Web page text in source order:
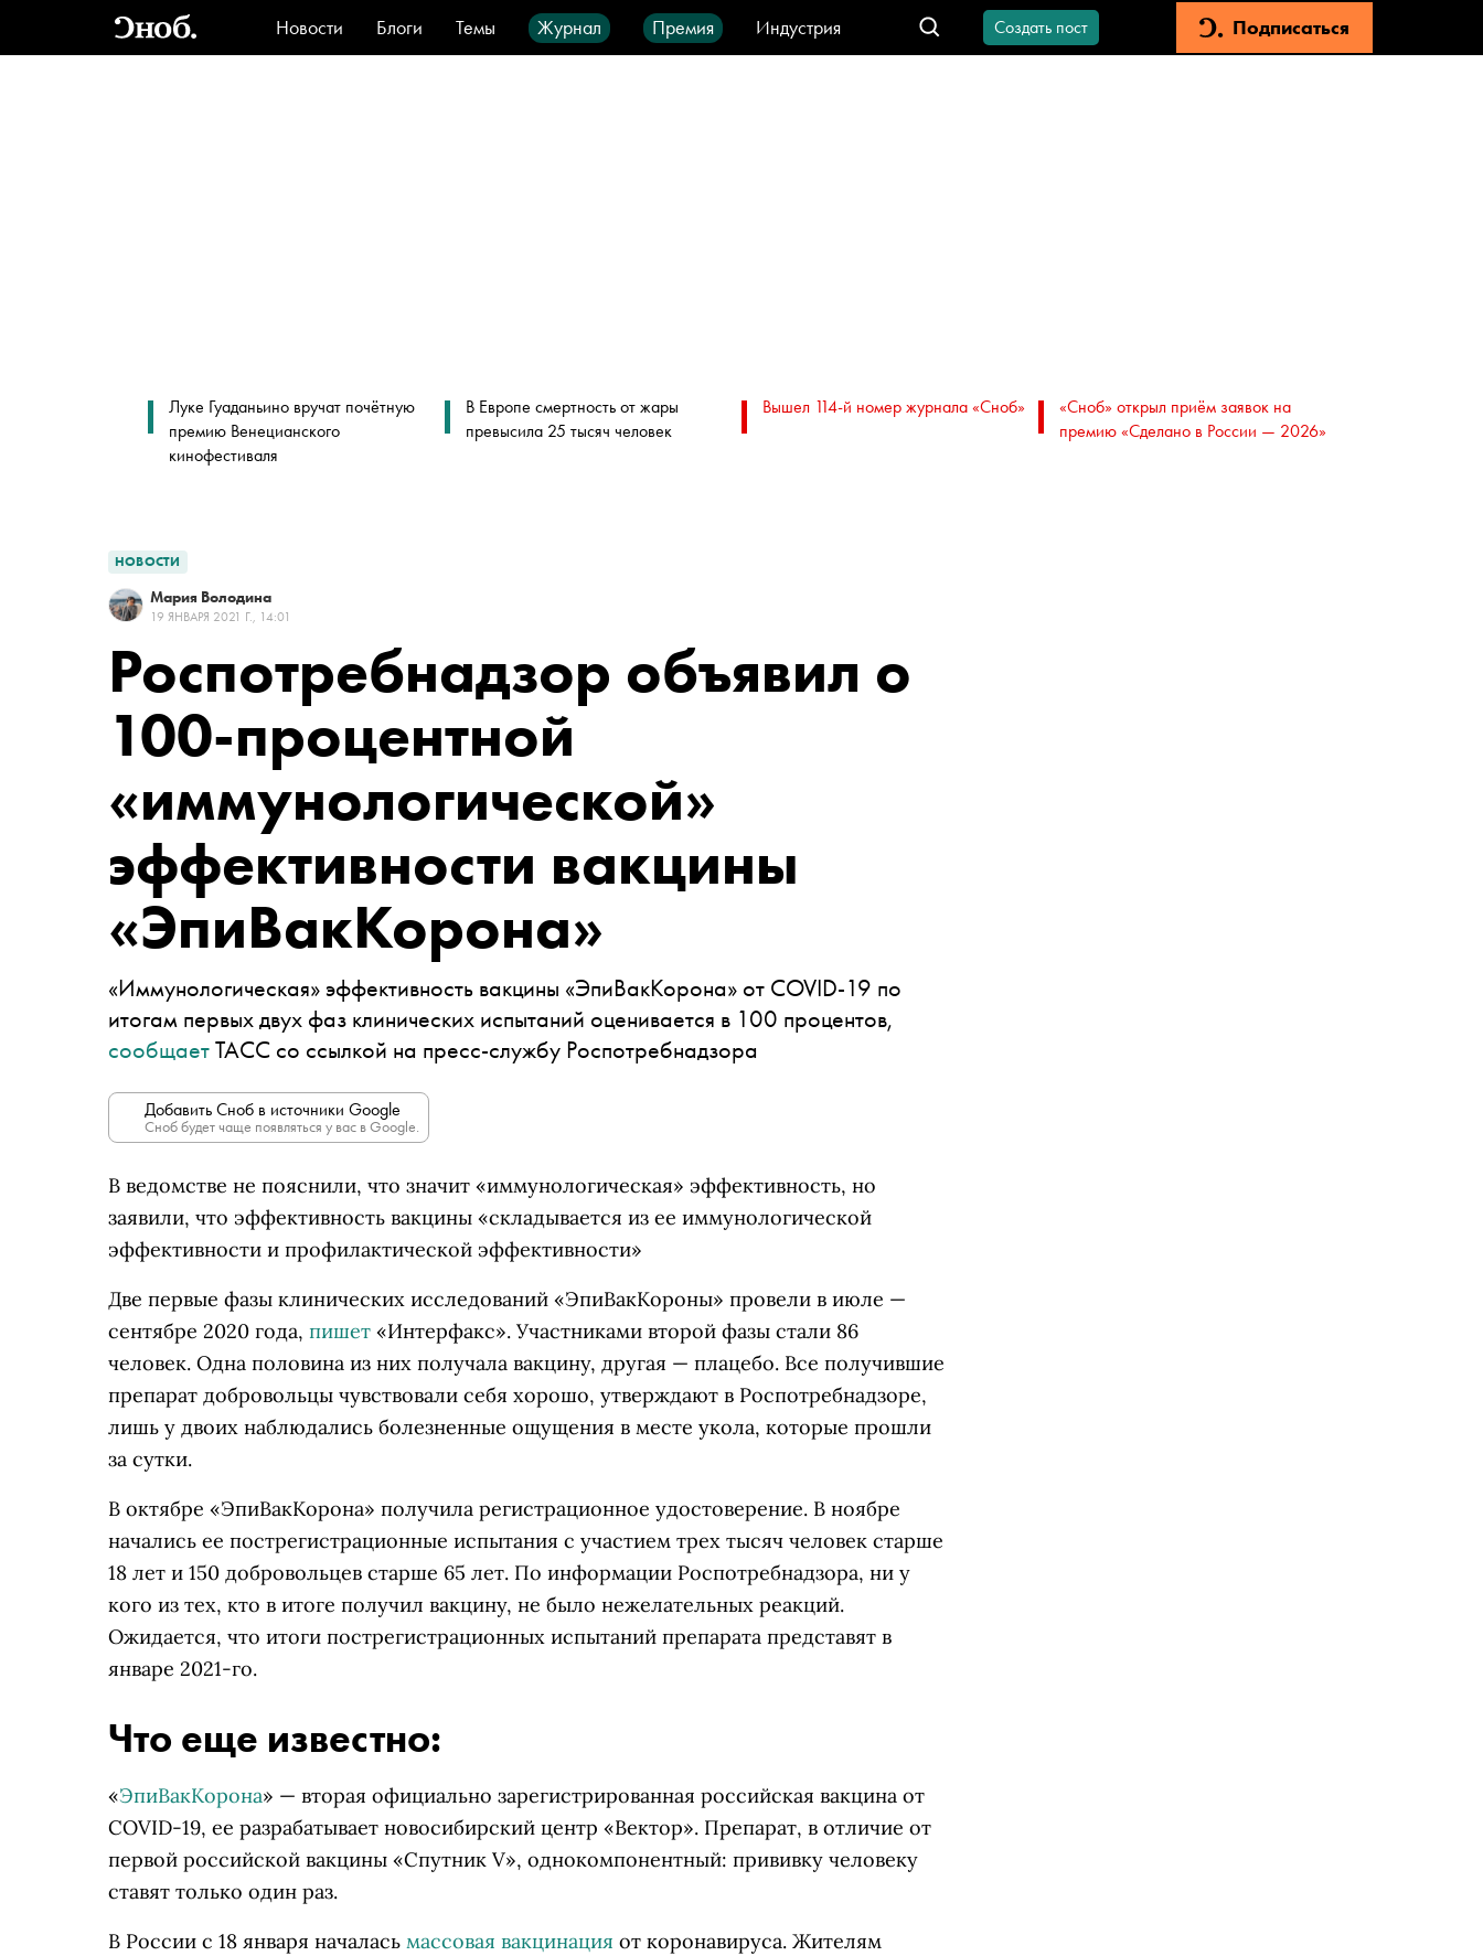
Новости Блоги Темы Журнал Премия
Индустрия
Стиль
Видео Город IT-продукты
Создать пост Подписаться
Луке Гуаданьино вручат почётную
премию Венецианского
кинофестиваля
В Европе смертность от жары
превысила 25 тысяч человек
Вышел 114-й номер журнала «Сноб»
«Сноб» открыл приём заявок на
премию «Сделано в России — 2026»
НОВОСТИ
Мария Володина
19 ЯНВАРЯ 2021 Г., 14:01
Роспотребнадзор объявил о
100-процентной
«иммунологической»
эффективности вакцины
«ЭпиВакКорона»
«Иммунологическая» эффективность вакцины «ЭпиВакКорона» от COVID-19 по
итогам первых двух фаз клинических испытаний оценивается в 100 процентов,
сообщаетТАСС со ссылкой на пресс-службу Роспотребнадзора
Добавить Сноб в источники Google
Сноб будет чаще появляться у вас в Google.
В ведомстве не пояснили, что значит «иммунологическая» эффективность, но
заявили, что эффективность вакцины «складывается из ее иммунологической
эффективности и профилактической эффективности»
Две первые фазы клинических исследований «ЭпиВакКороны» провели в июле —
сентябре 2020 года, пишет «Интерфакс». Участниками второй фазы стали 86
человек. Одна половина из них получала вакцину, другая — плацебо. Все получившие
препарат добровольцы чувствовали себя хорошо, утверждают в Роспотребнадзоре,
лишь у двоих наблюдались болезненные ощущения в месте укола, которые прошли
за сутки.
В октябре «ЭпиВакКорона» получила регистрационное удостоверение. В ноябре
начались ее пострегистрационные испытания с участием трех тысяч человек старше
18 лет и 150 добровольцев старше 65 лет. По информации Роспотребнадзора, ни у
кого из тех, кто в итоге получил вакцину, не было нежелательных реакций.
Ожидается, что итоги пострегистрационных испытаний препарата представят в
январе 2021-го.
Что еще известно:
«ЭпиВакКорона» — вторая официально зарегистрированная российская вакцина от
COVID-19, ее разрабатывает новосибирский центр «Вектор». Препарат, в отличие от
первой российской вакцины «Спутник V», однокомпонентный: прививку человеку
ставят только один раз.
В России с 18 января началась массовая вакцинация от коронавируса. Жителям